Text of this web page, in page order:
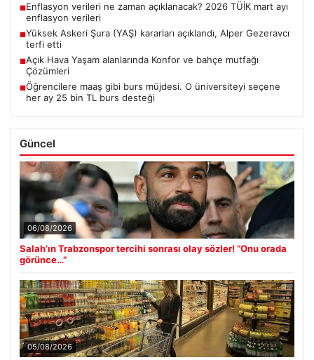
■Enflasyon verileri ne zaman açıklanacak? 2026 TÜİK mart ayı
enflasyon verileri
■Yüksek Askeri Şura (YAŞ) kararları açıklandı, Alper Gezeravcı
terfi etti
■Açık Hava Yaşam alanlarında Konfor ve bahçe mutfağı
Çözümleri
■Öğrencilere maaş gibi burs müjdesi. O üniversiteyi seçene
her ay 25 bin TL burs desteği
Güncel
06/08/2026
Salah’ın Trabzonspor tercihi sonrası olay sözler! “Onu orada
görünce…”
05/08/2026